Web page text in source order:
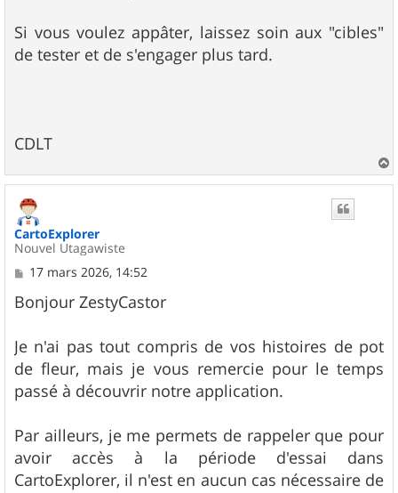
Si vous voulez appâter, laissez soin aux "cibles"
de tester et de s'engager plus tard.
CDLT
a
CartoExplorer
Nouvel Utagawiste
M
s
s
g
e
17 mars 2026, 14:52
Bonjour ZestyCastor
Je n'ai pas tout compris de vos histoires de pot
de fleur, mais je vous remercie pour le temps
passé à découvrir notre application.
Par ailleurs, je me permets de rappeler que pour
avoir accès à la période d'essai dans
CartoExplorer, il n'est en aucun cas nécessaire de